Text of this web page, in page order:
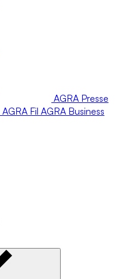
AGRA Presse
AGRA Fil AGRA Business